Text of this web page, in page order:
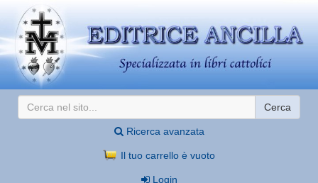
Cerca
Ricerca avanzata
Il tuo carrello è vuoto
Login